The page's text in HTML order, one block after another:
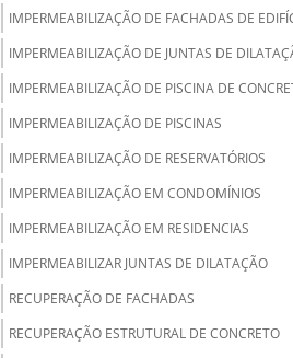
IMPERMEABILIZAÇÃO DE FACHADAS DE
IMPERMEABILIZAÇÃO DE JUNTAS DE
IMPERMEABILIZAÇÃO DE PISCINA DE
IMPERMEABILIZAÇÃO DE PISCINAS
IMPERMEABILIZAÇÃO DE RESERVATÓRIOS
IMPERMEABILIZAÇÃO EM CONDOMÍNIOS
IMPERMEABILIZAÇÃO EM RESIDENCIAS
IMPERMEABILIZAR JUNTAS DE DILATAÇÃO
RECUPERAÇÃO DE FACHADAS
RECUPERAÇÃO ESTRUTURAL DE CONCRETO